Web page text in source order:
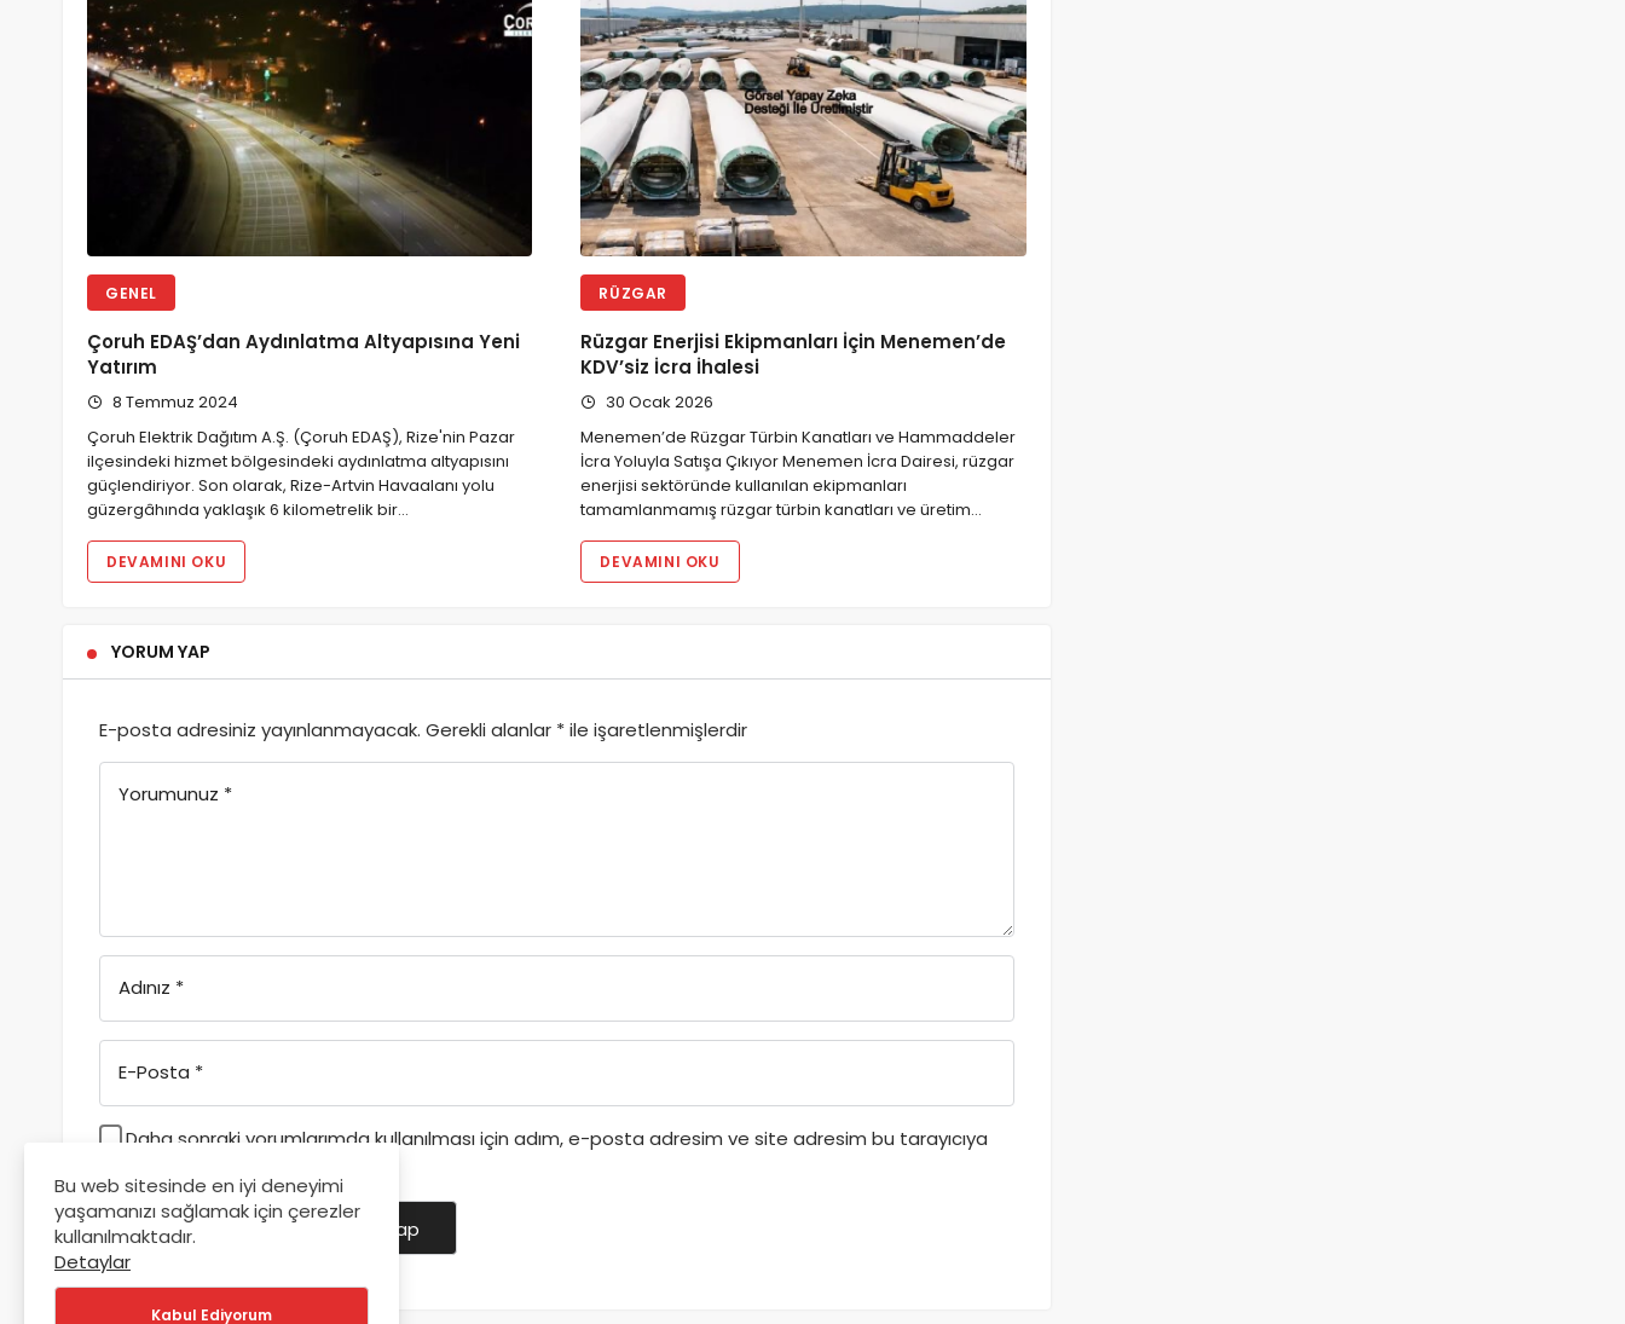
GENEL
Çoruh EDAŞ’dan Aydınlatma Altyapısına Yeni
Yatırım
8 Temmuz 2024
Çoruh Elektrik Dağıtım A.Ş. (Çoruh EDAŞ), Rize'nin Pazar
ilçesindeki hizmet bölgesindeki aydınlatma altyapısını
güçlendiriyor. Son olarak, Rize-Artvin Havaalanı yolu
güzergâhında yaklaşık 6 kilometrelik bir…
DEVAMINI OKU
RÜZGAR
Rüzgar Enerjisi Ekipmanları İçin Menemen’de
KDV’siz İcra İhalesi
30 Ocak 2026
Menemen’de Rüzgar Türbin Kanatları ve Hammaddeler
İcra Yoluyla Satışa Çıkıyor Menemen İcra Dairesi, rüzgar
enerjisi sektöründe kullanılan ekipmanları
tamamlanmamış rüzgar türbin kanatları ve üretim…
DEVAMINI OKU
YORUM YAP
E-posta adresiniz yayınlanmayacak. Gerekli alanlar *ile işaretlenmişlerdir
Yorumunuz *
Adınız *
E-Posta *
Daha sonraki yorumlarımda kullanılması için adım, e-posta adresim ve site adresim bu tarayıcıya
Yorum Gönder Giriş Yap
Bu web sitesinde en iyi deneyimi
yaşamanızı sağlamak için çerezler
kullanılmaktadır.
Detaylar
Kabul Ediyorum